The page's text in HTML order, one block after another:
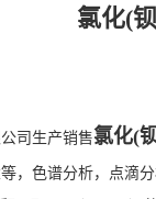
氯化(
司生产销售氯化(
，色谱分析，点滴